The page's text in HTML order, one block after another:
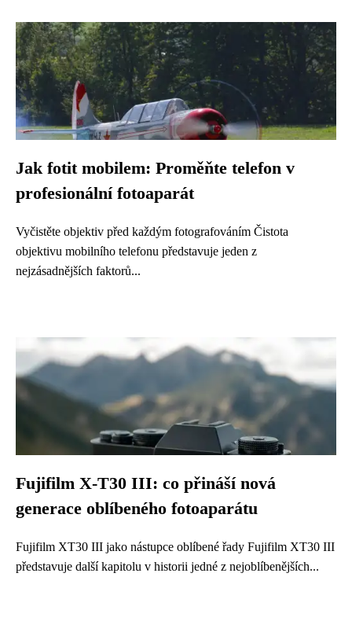
Jak fotit mobilem: Proměňte telefon v
profesionální fotoaparát
Vyčistěte objektiv před každým fotografováním Čistota
objektivu mobilního telefonu představuje jeden z
nejzásadnějších faktorů...
Fujifilm X-T30 III: co přináší nová
generace oblíbeného fotoaparátu
Fujifilm XT30 III jako nástupce oblíbené řady Fujifilm XT30 III
představuje další kapitolu v historii jedné z nejoblíbenějších...